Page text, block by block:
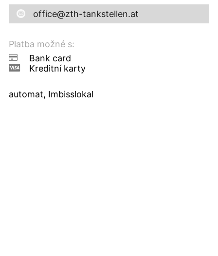
office@zth-tankstellen.at
Platba možné s:
Bank card
Kreditní karty
automat, Imbisslokal